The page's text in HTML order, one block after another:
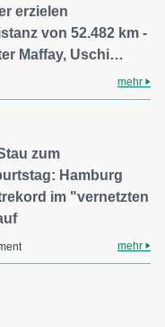
erzielen
von 52.482 km -
Maffay, Uschi…
mehr
zum
Hamburg
im "vernetzten
mehr